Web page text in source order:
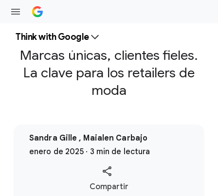
Think with Google
Marcas únicas, clientes fieles.
La clave para los retailers de
moda
Sandra Gille , Maialen Carbajo
enero de 2025 · 3 min de lectura
S
Compartir